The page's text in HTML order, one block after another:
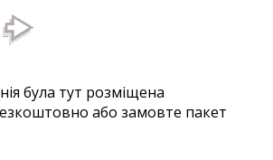
була тут розміщена
або замовте пакет